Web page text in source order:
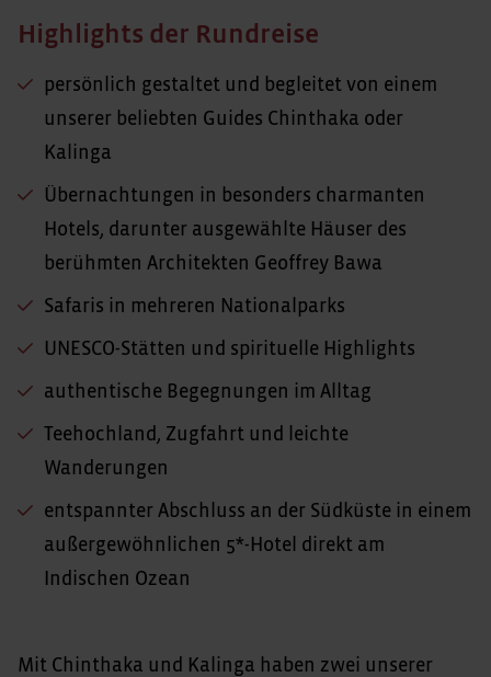
Highlights der Rundreise
persönlich gestaltet und begleitet von einem
unserer beliebten Guides Chinthaka oder
Kalinga
Übernachtungen in besonders charmanten
Hotels, darunter ausgewählte Häuser des
berühmten Architekten Geoffrey Bawa
Safaris in mehreren Nationalparks
UNESCO-Stätten und spirituelle Highlights
authentische Begegnungen im Alltag
Teehochland, Zugfahrt und leichte
Wanderungen
entspannter Abschluss an der Südküste in einem
außergewöhnlichen 5*-Hotel direkt am
Indischen Ozean
Mit Chinthaka und Kalinga haben zwei unserer